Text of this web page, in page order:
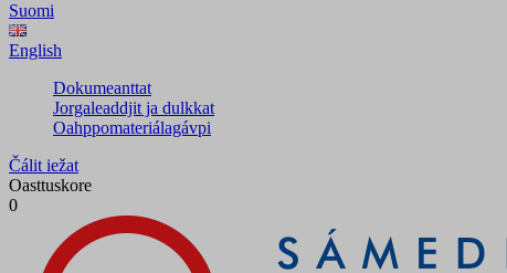
Suomi
English
Dokumeanttat
Jorgaleaddjit ja dulkkat
Oahppomateriálagávpi
Čálit iežat
Oasttuskore
0